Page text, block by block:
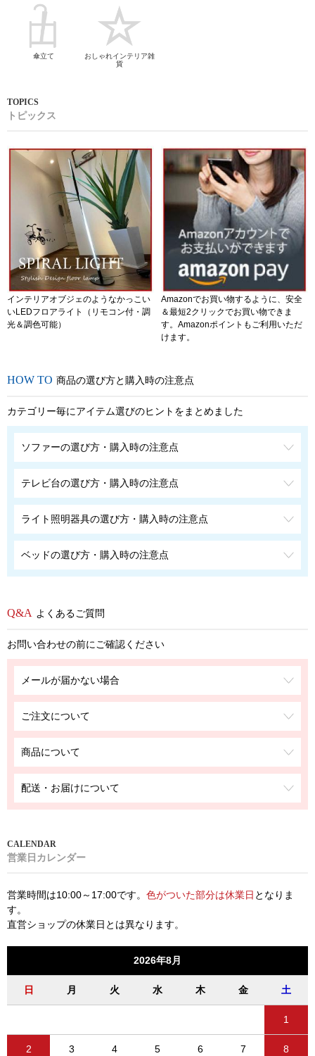
傘立て
おしゃれインテリア雑
貨
トピックス
インテリアオブジェのようなかっこい
いLEDフロアライト（リモコン付・調
光＆調色可能）
Amazonでお買い物するように、安全
＆最短2クリックでお買い物できま
す。Amazonポイントもご利用いただ
けます。
商品の選び方と購入時の注意点
カテゴリー毎にアイテム選びのヒントをまとめました
ソファーの選び方・購入時の注意点
テレビ台の選び方・購入時の注意点
ライト照明器具の選び方・購入時の注意点
ベッドの選び方・購入時の注意点
よくあるご質問
お問い合わせの前にご確認ください
メールが届かない場合
ご注文について
商品について
配送・お届けについて
営業日カレンダー
営業時間は10:00～17:00です。 色がついた部分は休業日 となりま
す。
直営ショップの休業日とは異なります。
2026年8月
日 月 火 水 木 金 土
1
2 3 4 5 6 7 8